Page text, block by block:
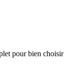
pour bien choisir